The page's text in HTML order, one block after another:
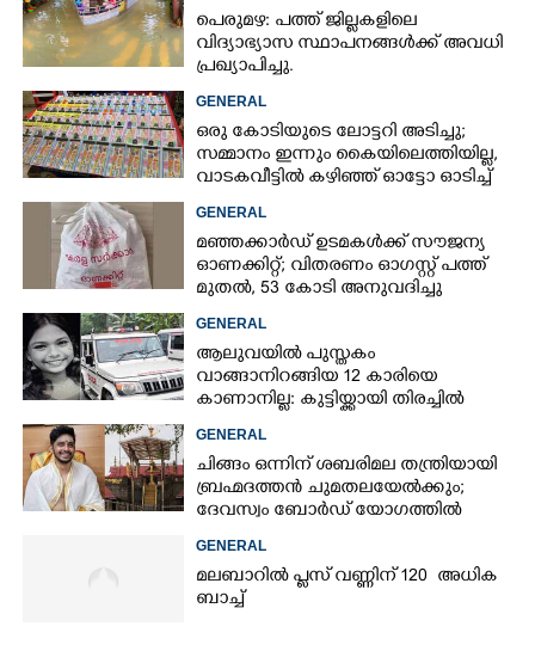
പെരുമഴ: പത്ത് ജില്ലകളിലെ
വിദ്യാഭ്യാസ സ്ഥാപനങ്ങൾക്ക് അവധി
പ്രഖ്യാപിച്ചു.
GENERAL
ഒരു കോടിയുടെ ലോട്ടറി അടിച്ചു;
സമ്മാനം ഇന്നും കൈയിലെത്തിയില്ല,
വാടകവീട്ടിൽ കഴിഞ്ഞ് ഓട്ടോ ഓടിച്ച്
GENERAL
മഞ്ഞക്കാർഡ് ഉടമകൾക്ക് സൗജന്യ
ഓണക്കിറ്റ്; വിതരണം ഓഗസ്റ്റ് പത്ത്
മുതൽ, 53 കോടി അനുവദിച്ചു
GENERAL
ആലുവയിൽ പുസ്തകം
വാങ്ങാനിറങ്ങിയ 12 കാരിയെ
കാണാനില്ല: കുട്ടിയ്ക്കായി തിരച്ചിൽ
GENERAL
ചിങ്ങം ഒന്നിന് ശബരിമല തന്ത്രിയായി
ബ്രഹ്മദത്തൻ ചുമതലയേൽക്കും;
ദേവസ്വം ബോർഡ് യോഗത്തിൽ
GENERAL
മലബാറിൽ പ്ലസ് വണ്ണിന് 120 അധിക
ബാച്ച്
Share this link
Copy Link